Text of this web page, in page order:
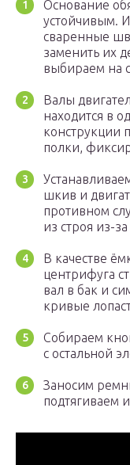
Основание
устойчивым.
сваренные
заменить их
выбираем на
Валы
находится в
конструкции
полки,
шкив и
противном
из строя из-
В качестве
центрифуга
вал в бак и
кривые
Собираем
с остальной
Заносим
подтягиваем